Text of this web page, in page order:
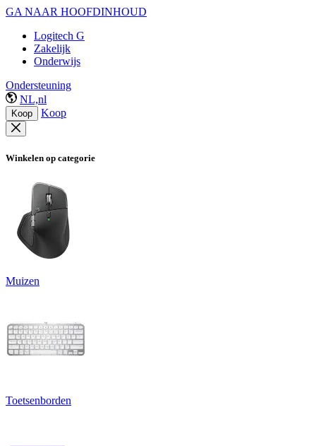
GA NAAR HOOFDINHOUD
Logitech G
Zakelijk
Onderwijs
Ondersteuning
NL,nl
Koop Koop
Winkelen op categorie
Muizen
Toetsenborden